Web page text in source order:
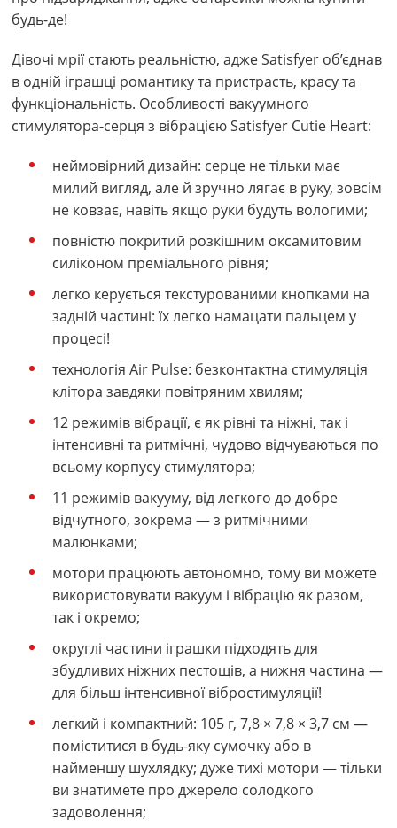
будь-де!
Дівочі мрії стають реальністю, адже Satisfyer об’єднав
в одній іграшці романтику та пристрасть, красу та
функціональність. Особливості вакуумного
стимулятора-серця з вібрацією Satisfyer Cutie Heart:
неймовірний дизайн: серце не тільки має
милий вигляд, але й зручно лягає в руку, зовсім
не ковзає, навіть якщо руки будуть вологими;
повністю покритий розкішним оксамитовим
силіконом преміального рівня;
легко керується текстурованими кнопками на
задній частині: їх легко намацати пальцем у
процесі!
технологія Air Pulse: безконтактна стимуляція
клітора завдяки повітряним хвилям;
12 режимів вібрації, є як рівні та ніжні, так і
інтенсивні та ритмічні, чудово відчуваються по
всьому корпусу стимулятора;
11 режимів вакууму, від легкого до добре
відчутного, зокрема — з ритмічними
малюнками;
мотори працюють автономно, тому ви можете
використовувати вакуум і вібрацію як разом,
так і окремо;
округлі частини іграшки підходять для
збудливих ніжних пестощів, а нижня частина —
для більш інтенсивної вібростимуляції!
легкий і компактний: 105 г, 7,8 × 7,8 × 3,7 см —
поміститися в будь-яку сумочку або в
найменшу шухлядку; дуже тихі мотори — тільки
ви знатимете про джерело солодкого
задоволення;